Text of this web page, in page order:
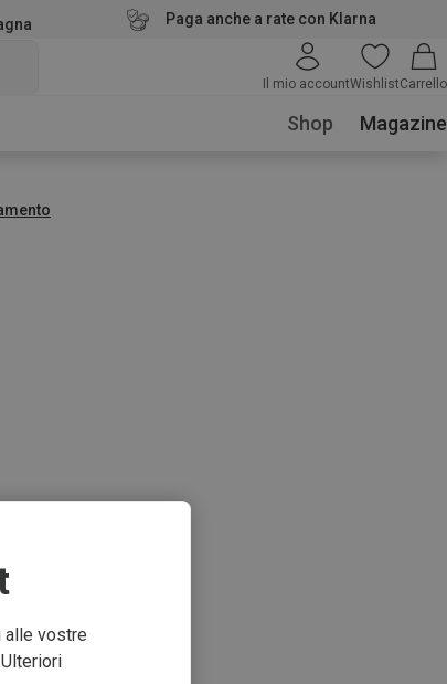
Paga anche a rate con Klarna
Il mio accountWishlistCarrello
Shop Magazine
alle vostre